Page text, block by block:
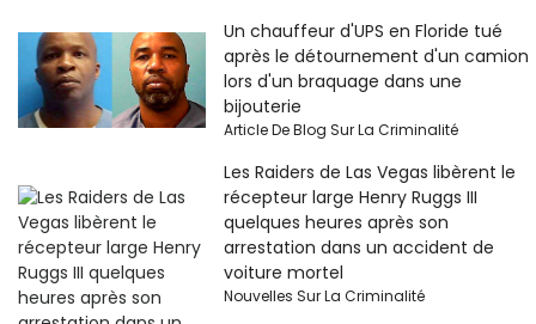
Un chauffeur d'UPS en Floride tué
après le détournement d'un camion
lors d'un braquage dans une
bijouterie
Article De Blog Sur La Criminalité
Les Raiders de Las Vegas libèrent le
récepteur large Henry Ruggs III
quelques heures après son
arrestation dans un accident de
voiture mortel
Nouvelles Sur La Criminalité